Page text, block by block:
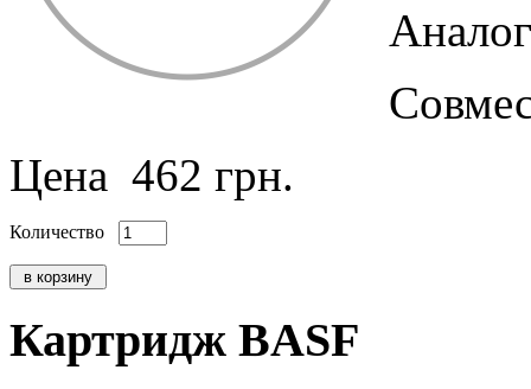
Цена 462 грн.
Количество
Картридж BASF